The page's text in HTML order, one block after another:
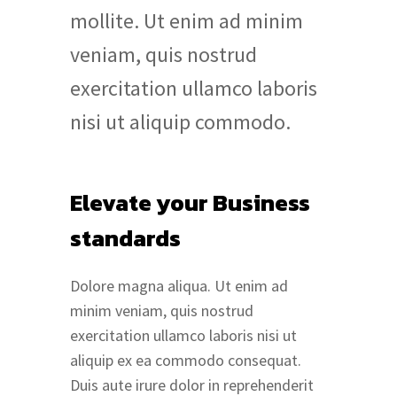
mollite. Ut enim ad minim
veniam, quis nostrud
exercitation ullamco laboris
nisi ut aliquip commodo.
Elevate your Business
standards
Dolore magna aliqua. Ut enim ad
minim veniam, quis nostrud
exercitation ullamco laboris nisi ut
aliquip ex ea commodo consequat.
Duis aute irure dolor in reprehenderit